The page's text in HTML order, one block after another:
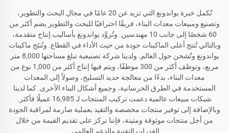
تُكمل خبرة يواندونغ التي تزيد عن 20 عامًا في مجال البحث والتطوير،
وتصنيع ومبيعات معدات البناء، فريقًا احترافيًا للبحث والتطوير يضم أكثر من
60 شخصًا إلى جانب 10 مهندسين. وتُزوَّد يواندونغ بأساليب إنتاج متقدمة،
وبالتالي تُنتج أعلى الماكينات جودة من حيث الأداء في القطاع. وتُنتَج ماكينات
يواندونغ وتُشحن حول العالم. ولدينا شركة تصنيعية تبلغ مساحتها 8,000 متر
مربع، وتوظف أكثر من 300 موظفًا، ويتم فيها إنتاج أكثر من 1,000 نوع من
معدات البناء، بدءًا من معالجة حديد التسليح، وصولاً إلى المعدات
المستخدمة في الطرق الخرسانية، وجميع أشكال البناء الأخرى. كما لدينا
شبكات مبيعات عالمية دعمت تركيب المنتجات لـ 16,985 عميلًا فأكثر.
وبالإضافة إلى توفير منتجات مخصصة والتقيد بعملية صارمة لمراقبة الجودة
من أجل منتجات موثوقة ومتينة، فإننا نركز على تقديم القيمة من خلال
القدرات التقنية والدعم العالمي.